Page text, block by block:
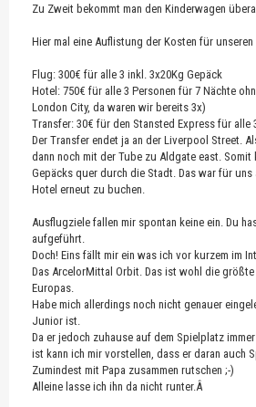
Zu Zweit bekommt man den Kinderwagen
Hier mal eine Auflistung der Kosten für
Flug: 300€ für alle 3 inkl. 3x20Kg Gepäck
Hotel: 750€ für alle 3 Personen für 7 Nächte
London City, da waren wir bereits 3x)
Transfer: 30€ für den Stansted Express für alle
Der Transfer endet ja an der Liverpool Street.
dann noch mit der Tube zu Aldgate east. Somit
Gepäcks quer durch die Stadt. Das war für uns
Hotel erneut zu buchen.
Ausflugziele fallen mir spontan keine ein. Du
aufgeführt.
Doch! Eins fällt mir ein was ich vor kurzem im
Das ArcelorMittal Orbit. Das ist wohl die
Europas.
Habe mich allerdings noch nicht genauer
Junior ist.
Da er jedoch zuhause auf dem Spielplatz
ist kann ich mir vorstellen, dass er daran auch
Zumindest mit Papa zusammen rutschen ;-)
Alleine lasse ich ihn da nicht runter.Â